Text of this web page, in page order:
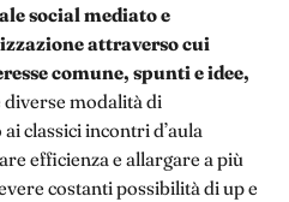
social mediato e
attraverso cui
comune, spunti e idee,
modalità di
classici incontri d’aula
efficienza e allargare a più
costanti possibilità di up e